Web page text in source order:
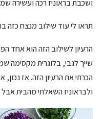
ושכבת בראוניז רכה ועשירה
תראו לי עוד שילוב מנצח כזה
הרעיון לשילוב הזה הוא אחד
שייך לגבי, בלוגרית מקסימה
הכרתי את הרעיון הזה. אז נכון,
ולבראוניז השאלתי מהבית